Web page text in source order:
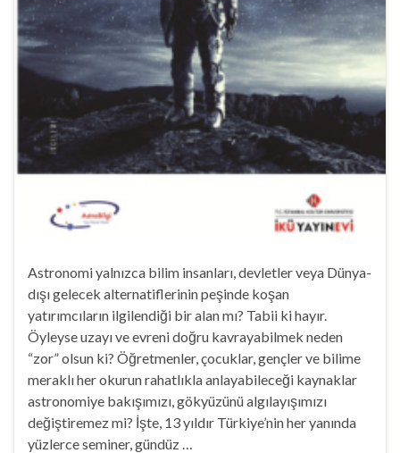
Astronomi yalnızca bilim insanları, devletler veya Dünya-
dışı gelecek alternatiflerinin peşinde koşan
yatırımcıların ilgilendiği bir alan mı? Tabii ki hayır.
Öyleyse uzayı ve evreni doğru kavrayabilmek neden
“zor” olsun ki? Öğretmenler, çocuklar, gençler ve bilime
meraklı her okurun rahatlıkla anlayabileceği kaynaklar
astronomiye bakışımızı, gökyüzünü algılayışımızı
değiştiremez mi? İşte, 13 yıldır Türkiye’nin her yanında
yüzlerce seminer, gündüz …